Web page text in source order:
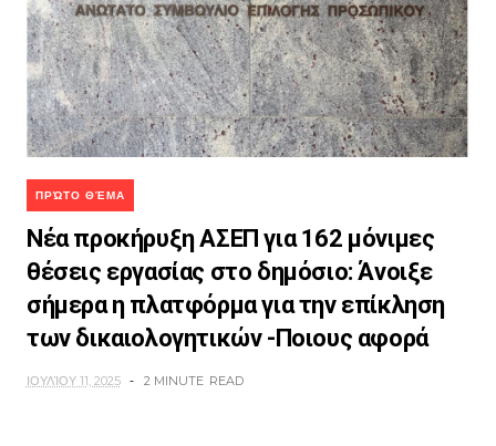
ΠΡΏΤΟ ΘΈΜΑ
Νέα προκήρυξη ΑΣΕΠ για 162 μόνιμες
θέσεις εργασίας στο δημόσιο: Άνοιξε
σήμερα η πλατφόρμα για την επίκληση
των δικαιολογητικών -Ποιους αφορά
ΙΟΥΛΊΟΥ 11, 2025 2 MINUTE READ